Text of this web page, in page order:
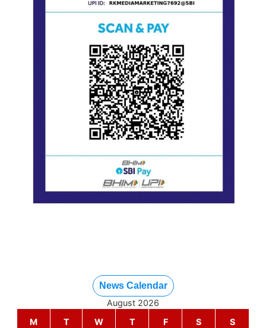
News Calendar
August 2026
M
T W T F S S